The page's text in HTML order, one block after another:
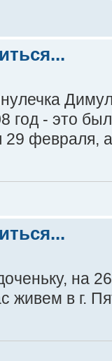
год - это
29 февраля,
на
живем в г.